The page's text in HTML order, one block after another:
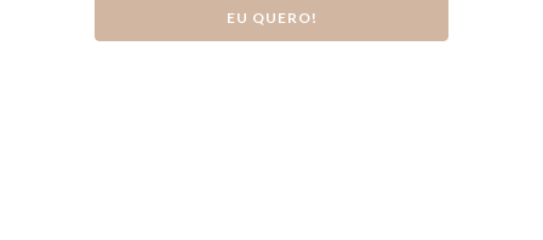
EU QUERO!